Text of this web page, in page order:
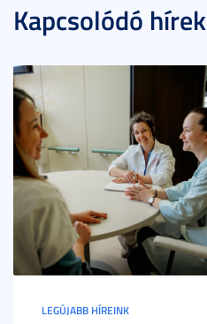
Kapcsolódó hírek
LEGÚJABB HÍREINK